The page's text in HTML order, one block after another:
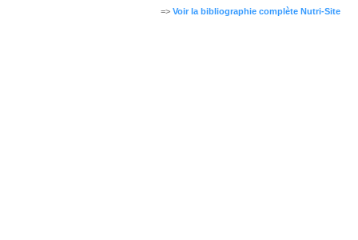
=> Voir la bibliographie complète Nutri-Site